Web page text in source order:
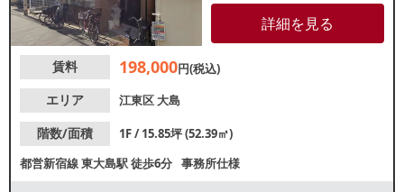
連やジムほか、軽飲食におすす
めです。お気軽にご相談くださ
詳細を見る
賃料 198,000円(税込)
エリア
江東区 大島
階数/面積
1F / 15.85坪 (52.39㎡)
都営新宿線東大島駅徒歩6分 事務所仕様